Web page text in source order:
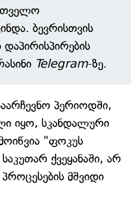
ბევრისთვის
Telegram-ზე.
პერიოდში,
იყო, სკანდალური
"ფოკუს
ქვეყანაში, არ
მშვიდი